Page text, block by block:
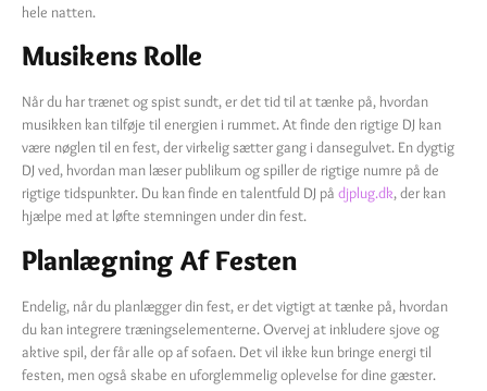
hele natten.
Musikens Rolle
Når du har trænet og spist sundt, er det tid til at tænke på, hvordan
musikken kan tilføje til energien i rummet. At finde den rigtige DJ kan
være nøglen til en fest, der virkelig sætter gang i dansegulvet. En dygtig
DJ ved, hvordan man læser publikum og spiller de rigtige numre på de
rigtige tidspunkter. Du kan finde en talentfuld DJ på djplug.dk, der kan
hjælpe med at løfte stemningen under din fest.
Planlægning Af Festen
Endelig, når du planlægger din fest, er det vigtigt at tænke på, hvordan
du kan integrere træningselementerne. Overvej at inkludere sjove og
aktive spil, der får alle op af sofaen. Det vil ikke kun bringe energi til
festen, men også skabe en uforglemmelig oplevelse for dine gæster.